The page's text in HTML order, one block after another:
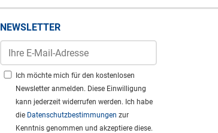
NEWSLETTER
Ich möchte mich für den kostenlosen
Newsletter anmelden. Diese Einwilligung
kann jederzeit widerrufen werden. Ich habe
die Datenschutzbestimmungen zur
Kenntnis genommen und akzeptiere diese.